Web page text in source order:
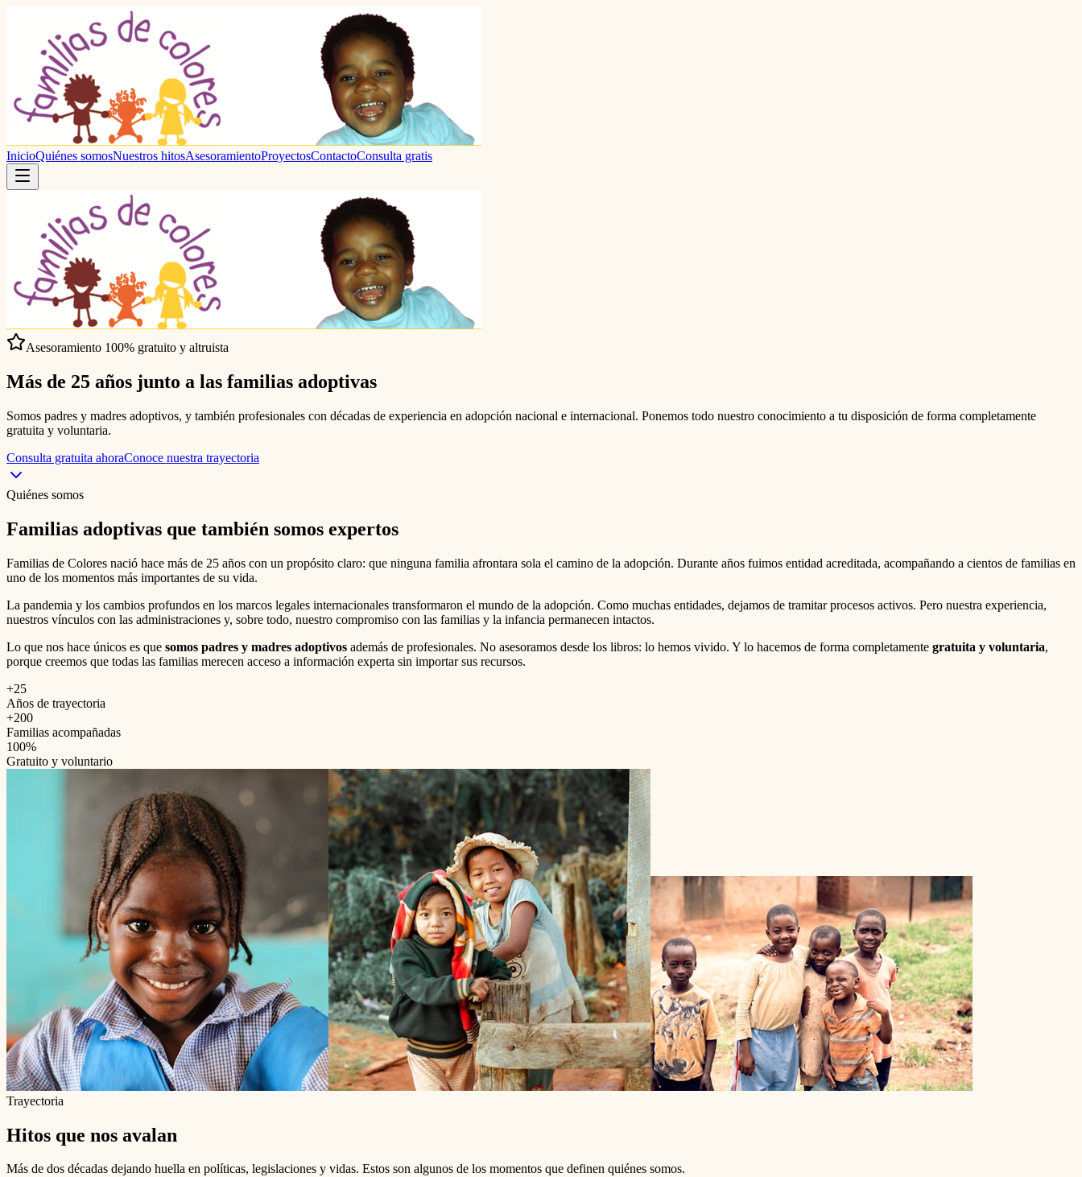
InicioQuiénes somosNuestros hitosAsesoramientoProyectosContactoConsulta gratis
Asesoramiento 100% gratuito y altruista
Más de 25 años junto a las familias adoptivas
Somos padres y madres adoptivos, y también profesionales con décadas de experiencia en adopción nacional e internacional. Ponemos todo nuestro conocimiento a tu disposición de forma completamente
gratuita y voluntaria.
Consulta gratuita ahoraConoce nuestra trayectoria
Quiénes somos
Familias adoptivas que también somos expertos
Familias de Colores nació hace más de 25 años con un propósito claro: que ninguna familia afrontara sola el camino de la adopción. Durante años fuimos entidad acreditada, acompañando a cientos de familias en
uno de los momentos más importantes de su vida.
La pandemia y los cambios profundos en los marcos legales internacionales transformaron el mundo de la adopción. Como muchas entidades, dejamos de tramitar procesos activos. Pero nuestra experiencia,
nuestros vínculos con las administraciones y, sobre todo, nuestro compromiso con las familias y la infancia permanecen intactos.
Lo que nos hace únicos es que somos padres y madres adoptivos además de profesionales. No asesoramos desde los libros: lo hemos vivido. Y lo hacemos de forma completamente gratuita y voluntaria,
porque creemos que todas las familias merecen acceso a información experta sin importar sus recursos.
+25
Años de trayectoria
+200
Familias acompañadas
100%
Gratuito y voluntario
Trayectoria
Hitos que nos avalan
Más de dos décadas dejando huella en políticas, legislaciones y vidas. Estos son algunos de los momentos que definen quiénes somos.